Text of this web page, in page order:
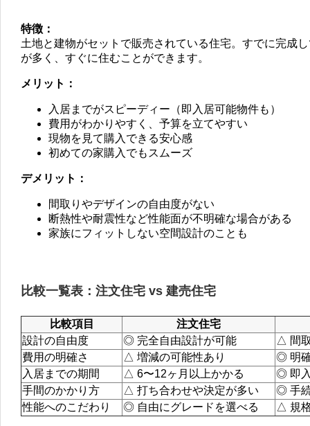
特徴：
土地と建物がセットで販売されている住宅。すでに完成
が多く、すぐに住むことができます。
メリット：
入居までがスピーディー（即入居可能物件も）
費用がわかりやすく、予算を立てやすい
現物を見て購入できる安心感
初めての家購入でもスムーズ
デメリット：
間取りやデザインの自由度がない
断熱性や耐震性など性能面が不明確な場合がある
家族にフィットしない空間設計のことも
比較一覧表：注文住宅 vs 建売住宅
比較項目
注文住宅
設計の自由度
◎ 完全自由設計が可能
△ 間
費用の明確さ
△ 増減の可能性あり
◎ 明
入居までの期間
△ 6〜12ヶ月以上かかる
◎ 即
手間のかかり方
△ 打ち合わせや決定が多い
◎ 手
性能へのこだわり
◎ 自由にグレードを選べる △ 規